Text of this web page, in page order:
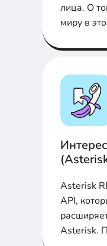
лица. О
миру в
Asterisk
API,
Asterisk.